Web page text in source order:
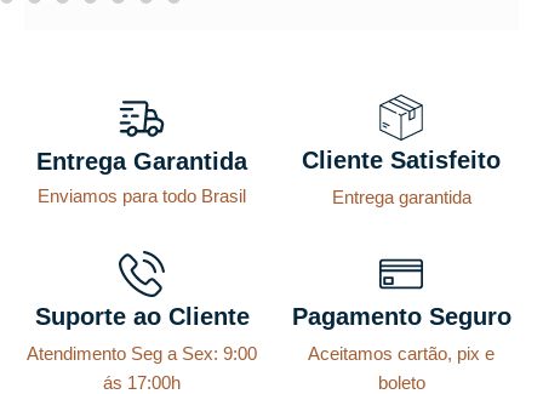
Entrega Garantida
Enviamos para todo Brasil
Cliente Satisfeito
Entrega garantida
Suporte ao Cliente
Atendimento Seg a Sex: 9:00
ás 17:00h
Pagamento Seguro
Aceitamos cartão, pix e
boleto